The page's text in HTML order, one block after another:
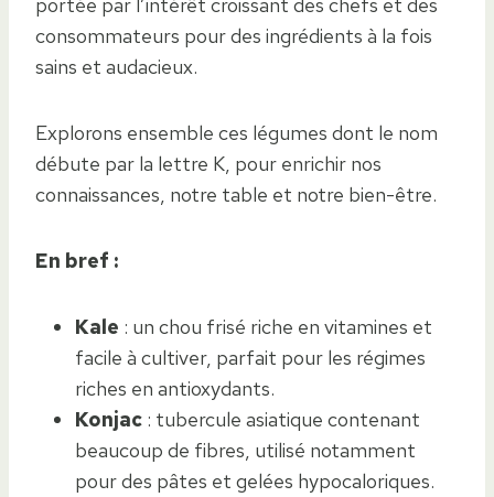
consommateurs pour des ingrédients à la fois
sains et audacieux.
Explorons ensemble ces légumes dont le nom
débute par la lettre K, pour enrichir nos
connaissances, notre table et notre bien-être.
En bref :
Kale : un chou frisé riche en vitamines et
facile à cultiver, parfait pour les régimes
riches en antioxydants.
Konjac : tubercule asiatique contenant
beaucoup de fibres, utilisé notamment
pour des pâtes et gelées hypocaloriques.